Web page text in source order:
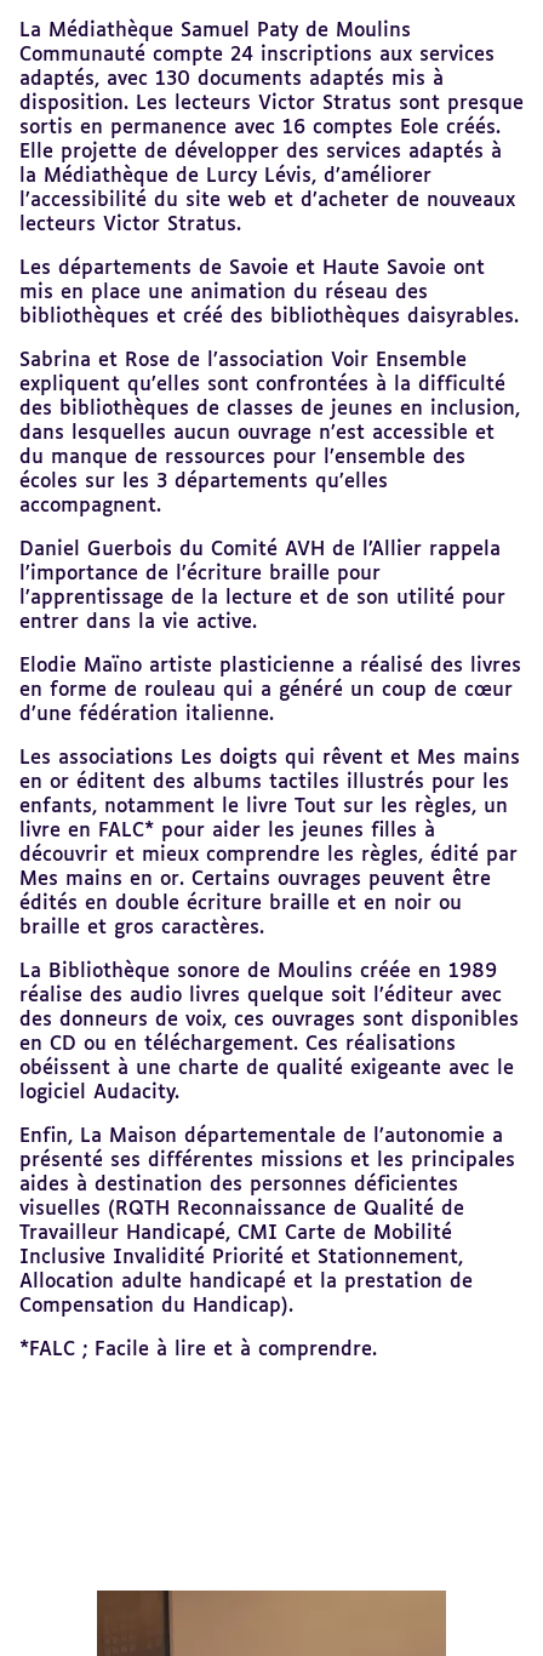
La Médiathèque Samuel Paty de Moulins
Communauté compte 24 inscriptions aux services
adaptés, avec 130 documents adaptés mis à
disposition. Les lecteurs Victor Stratus sont presque
sortis en permanence avec 16 comptes Eole créés.
Elle projette de développer des services adaptés à
la Médiathèque de Lurcy Lévis, d’améliorer
l’accessibilité du site web et d’acheter de nouveaux
lecteurs Victor Stratus.
Les départements de Savoie et Haute Savoie ont
mis en place une animation du réseau des
bibliothèques et créé des bibliothèques daisyrables.
Sabrina et Rose de l’association Voir Ensemble
expliquent qu’elles sont confrontées à la difficulté
des bibliothèques de classes de jeunes en inclusion,
dans lesquelles aucun ouvrage n’est accessible et
du manque de ressources pour l’ensemble des
écoles sur les 3 départements qu’elles
accompagnent.
Daniel Guerbois du Comité AVH de l’Allier rappela
l’importance de l’écriture braille pour
l’apprentissage de la lecture et de son utilité pour
entrer dans la vie active.
Elodie Maïno artiste plasticienne a réalisé des livres
en forme de rouleau qui a généré un coup de cœur
d’une fédération italienne.
Les associations Les doigts qui rêvent et Mes mains
en or éditent des albums tactiles illustrés pour les
enfants, notamment le livre Tout sur les règles, un
livre en FALC* pour aider les jeunes filles à
découvrir et mieux comprendre les règles, édité par
Mes mains en or. Certains ouvrages peuvent être
édités en double écriture braille et en noir ou
braille et gros caractères.
La Bibliothèque sonore de Moulins créée en 1989
réalise des audio livres quelque soit l’éditeur avec
des donneurs de voix, ces ouvrages sont disponibles
en CD ou en téléchargement. Ces réalisations
obéissent à une charte de qualité exigeante avec le
logiciel Audacity.
Enfin, La Maison départementale de l’autonomie a
présenté ses différentes missions et les principales
aides à destination des personnes déficientes
visuelles (RQTH Reconnaissance de Qualité de
Travailleur Handicapé, CMI Carte de Mobilité
Inclusive Invalidité Priorité et Stationnement,
Allocation adulte handicapé et la prestation de
Compensation du Handicap).
*FALC ; Facile à lire et à comprendre.